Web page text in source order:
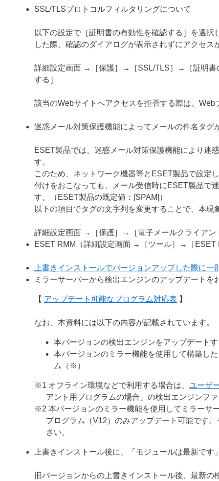
SSL/TLSプロトコルフィルタリングについて
以下の設定で［証明書の有効性を確認する］を選
した際、確認のダイアログが表示されずにアクセス
詳細設定画面 →［保護］→［SSL/TLS］→［証明書
する］
該当のWebサイトへアクセスを拒否する際は、
迷惑メール対策保護機能によってメールの件名タグ
ESET製品では、迷惑メール対策保護機能により迷
す。
このため、ネットワーク機器等とESET製品で設定
付けをおこなっても、メール受信時にESET製品で
す。（ESET製品の既定値：[SPAM]）
以下の項目でタグの文字列を変更することで、本現
詳細設定画面 →［保護］→［電子メールクライア
ESET RMM（詳細設定画面 →［ツール］→［ESET
上書きインストールでバージョンアップした際に一
ミラーサーバーから検出エンジンのアップデート
【 アップデート可能なプログラム対応表 】
なお、本資料には以下の内容が記載されています。
本バージョンの検出エンジンをアップデート
本バージョンのミラー機能を使用して構築し
ム（※）
※1 オフライン環境などで利用する場合は、 ユーザ
アント用プログラムの場合」の検出エンジンフ
※2 本バージョンのミラー機能を使用してミラーサ
プログラム（V12）のみアップデート可能です
さい。
上書きインストール後に、「モジュールは最新です
旧バージョンからの上書きインストール後、最新